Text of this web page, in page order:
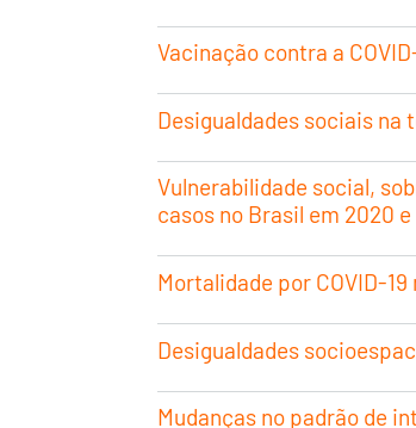
Vacinação contra a
Desigualdades sociais na
Vulnerabilidade social,
casos no Brasil em 2020 e
Mortalidade por COVID-
Desigualdades
Mudanças no padrão de